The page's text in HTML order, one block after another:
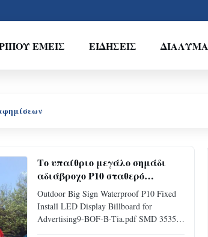
ΕΜΕΊΣ ΕΙΔΉΣΕΙΣ ΔΙΆΛΥΜΑ
Το υπαίθριο μεγάλο σημάδι
αδιάβροχο P10 σταθερό
εγκαθιστά τον πίνακα
διαφημίσεων επίδειξης των
οδηγήσεων για τη διαφήμιση
Outdoor Big Sign Waterproof P10 Fixed
Install LED Display Billboard for
Advertising9-BOF-B-Tia.pdf SMD 3535